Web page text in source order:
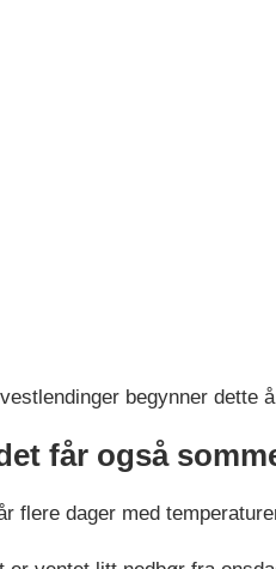
begynner dette
får også
flere dager med